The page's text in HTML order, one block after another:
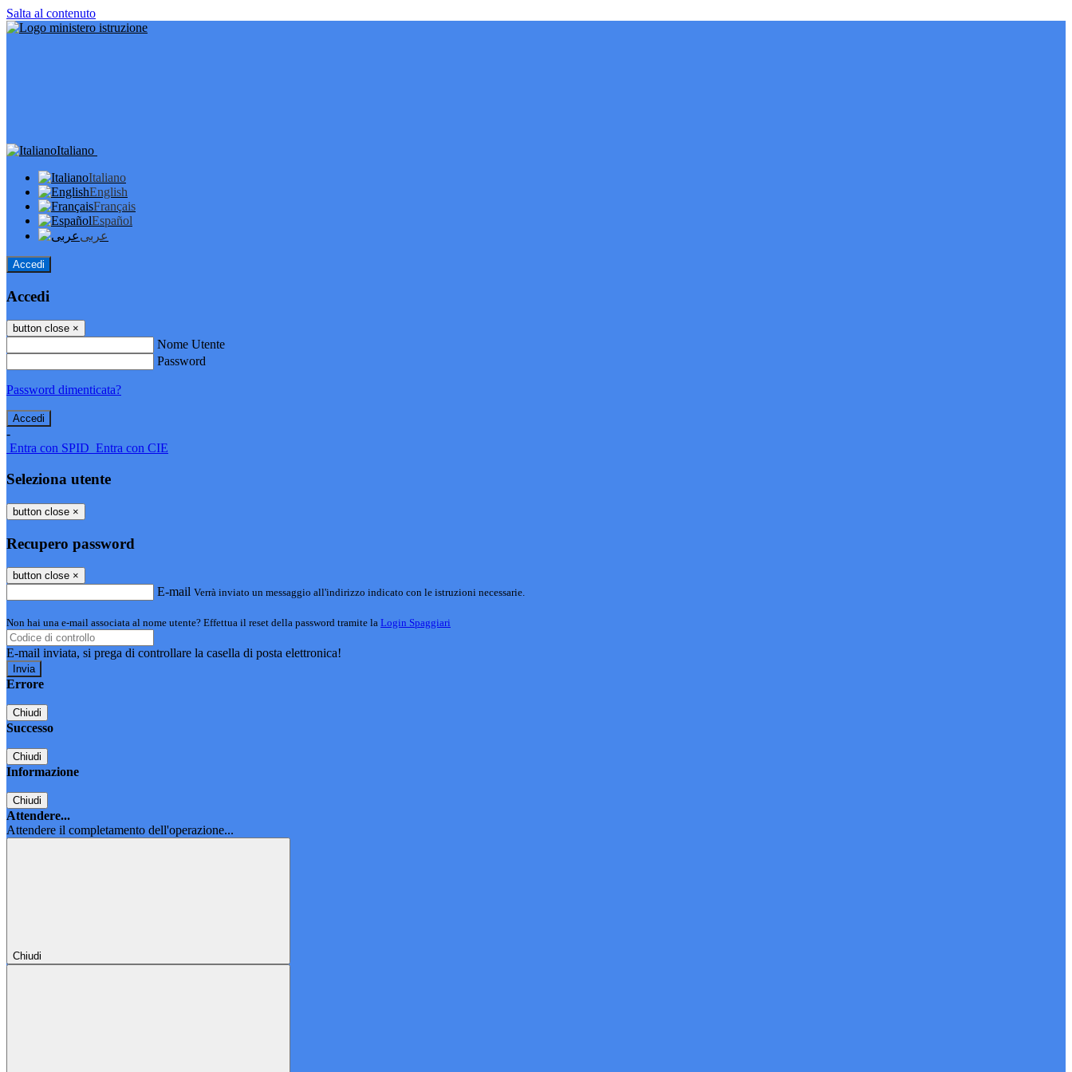
Salta al contenuto
Italiano
Italiano
English
Français
Español
عربى
Accedi
Accedi
button close ×
Nome Utente
Password
Password dimenticata?
-
Entra con SPID Entra con CIE
Seleziona utente
button close ×
Recupero password
button close ×
E-mail Verrà inviato un messaggio all'indirizzo indicato con le istruzioni necessarie.
Non hai una e-mail associata al nome utente? Effettua il reset della password tramite la Login Spaggiari
E-mail inviata, si prega di controllare la casella di posta elettronica!
Errore
Chiudi
Successo
Chiudi
Informazione
Chiudi
Attendere...
Attendere il completamento dell'operazione...
Chiudi